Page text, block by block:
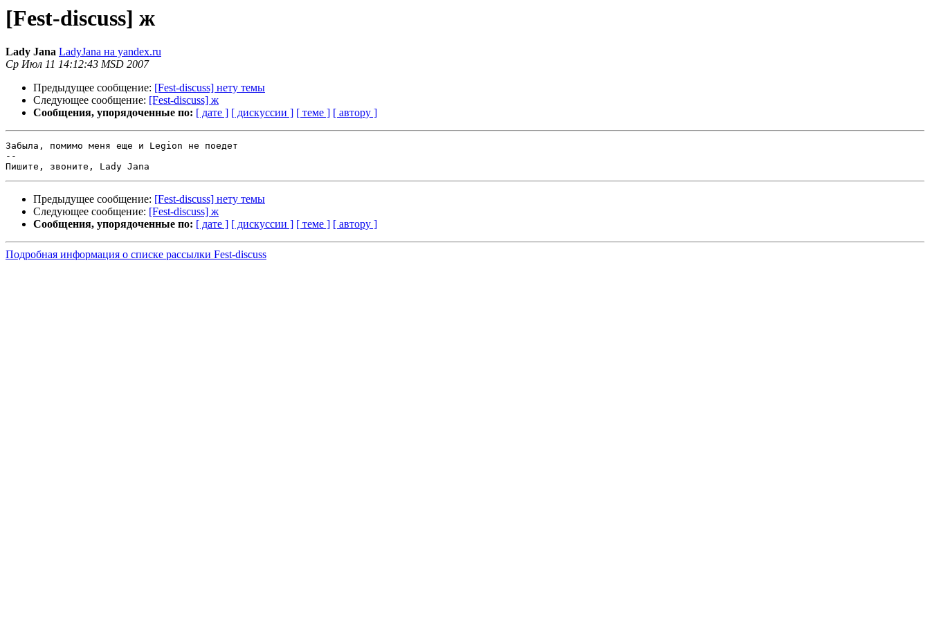
[Fest-discuss] ж
Lady Jana LadyJana на yandex.ru
Ср Июл 11 14:12:43 MSD 2007
Предыдущее сообщение: [Fest-discuss] нету темы
Следующее сообщение: [Fest-discuss] ж
Сообщения, упорядоченные по: [ дате ] [ дискуссии ] [ теме ] [ автору ]
Забыла, помимо меня еще и Legion не поедет
--
Предыдущее сообщение: [Fest-discuss] нету темы
Следующее сообщение: [Fest-discuss] ж
Сообщения, упорядоченные по: [ дате ] [ дискуссии ] [ теме ] [ автору ]
Подробная информация о списке рассылки Fest-discuss